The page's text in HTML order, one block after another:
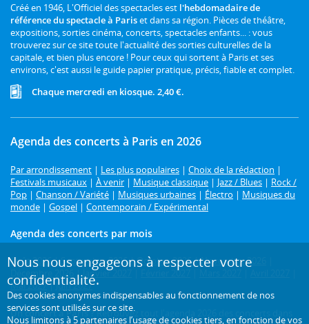
Créé en 1946, L'Officiel des spectacles est l'hebdomadaire de
référence du spectacle à Pariset dans sa région. Pièces de théâtre,
expositions, sorties cinéma, concerts, spectacles enfants... : vous
trouverez sur ce site toute l'actualité des sorties culturelles de la
capitale, et bien plus encore ! Pour ceux qui sortent à Paris et ses
environs, c'est aussi le guide papier pratique, précis, fiable et complet.
Chaque mercredi en kiosque. 2,40 €.
Agenda des concerts à Paris en 2026
Par arrondissement | Les plus populaires | Choix de la rédaction |
Festivals musicaux | À venir | Musique classique | Jazz / Blues | Rock /
Pop | Chanson / Variété | Musiques urbaines | Électro | Musiques du
monde | Gospel | Contemporain / Expérimental
Agenda des concerts par mois
Août 2026| Septembre 2026|Octobre 2026|Novembre 2026
Décembre 2026
| Janvier 2027 Février 2027
Mai 2027| Juin 2027
Un concert à Paris ?Retrouvez tout l'agenda 2026 des concerts dans
Nous nous engageons à respecter votre
confidentialité.
Des cookies anonymes indispensables au fonctionnement de nos
services sont utilisés sur ce site.
Nous limitons à 5 partenaires l’usage de cookies tiers, en fonction devos